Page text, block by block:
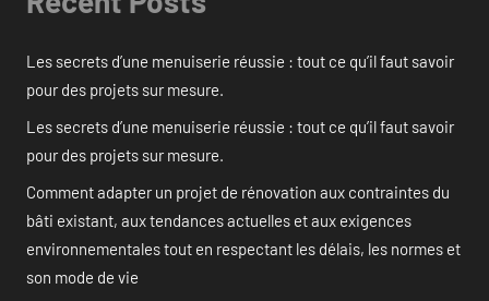
Les secrets d’une menuiserie réussie : tout ce qu’il faut savoir
pour des projets sur mesure.
Les secrets d’une menuiserie réussie : tout ce qu’il faut savoir
pour des projets sur mesure.
Comment adapter un projet de rénovation aux contraintes du
bâti existant, aux tendances actuelles et aux exigences
environnementales tout en respectant les délais, les normes et
son mode de vie